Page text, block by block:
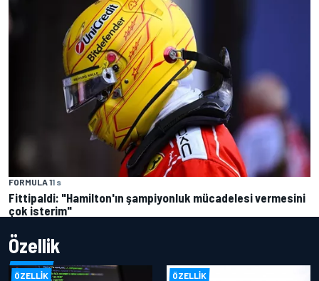
FORMULA 11 s
Fittipaldi: "Hamilton'ın şampiyonluk mücadelesi vermesini
çok isterim"
Özellik
ÖZELLIK ÖZELLIK